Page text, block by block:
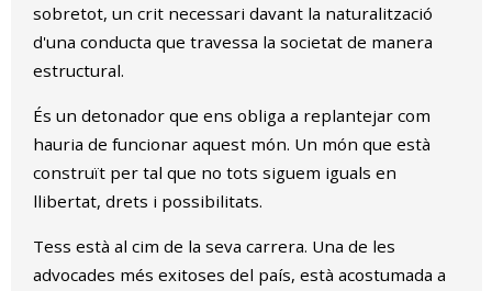
sobretot, un crit necessari davant la naturalització
d'una conducta que travessa la societat de manera
estructural.
És un detonador que ens obliga a replantejar com
hauria de funcionar aquest món. Un món que està
construït per tal que no tots siguem iguals en
llibertat, drets i possibilitats.
Tess està al cim de la seva carrera. Una de les
advocades més exitoses del país, està acostumada a